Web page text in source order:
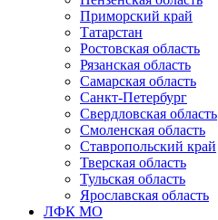
Приморский край
Татарстан
Ростовская область
Рязанская область
Самарская область
Санкт-Петербург
Свердловская область
Смоленская область
Ставропольский край
Тверская область
Тульская область
Ярославская область
ЛФК МО